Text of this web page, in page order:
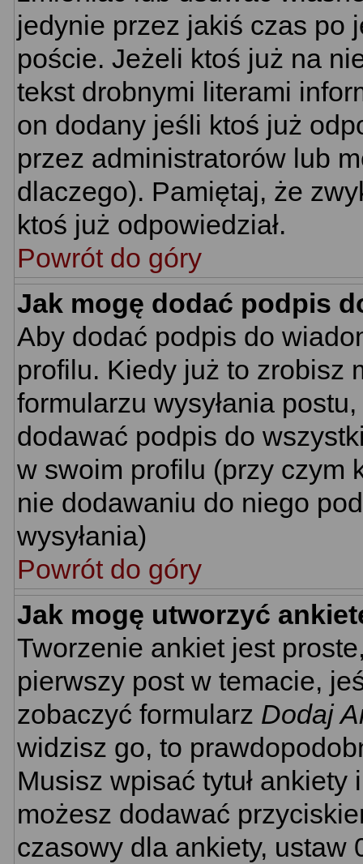
jedynie przez jakiś czas
poście. Jeżeli ktoś już na
tekst drobnymi literami
on dodany jeśli ktoś już
przez administratorów lub
dlaczego). Pamiętaj, że
ktoś już odpowiedział.
Powrót do góry
Jak mogę dodać podpis
Aby dodać podpis do
profilu. Kiedy już to zrobisz
formularzu wysyłania
dodawać podpis do
w swoim profilu (przy czym
nie dodawaniu do niego
wysyłania)
Powrót do góry
Jak mogę utworzyć
Tworzenie ankiet jest
pierwszy post w temacie,
zobaczyć formularz Dodaj
widzisz go, to
Musisz wpisać tytuł
możesz dodawać
czasowy dla ankiety, ustaw